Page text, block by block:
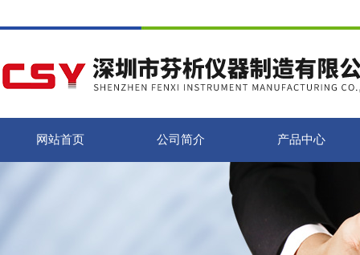
网站首页 公司简介 产品中心